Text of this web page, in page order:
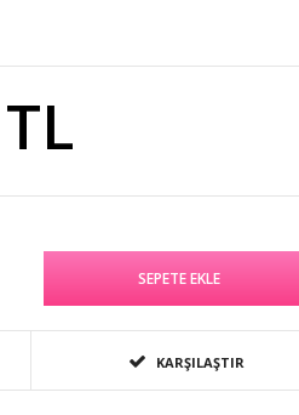
KARŞILAŞTIR